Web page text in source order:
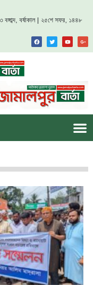
বর্ষাকাল | ২৫শে সফর, ১৪৪৮